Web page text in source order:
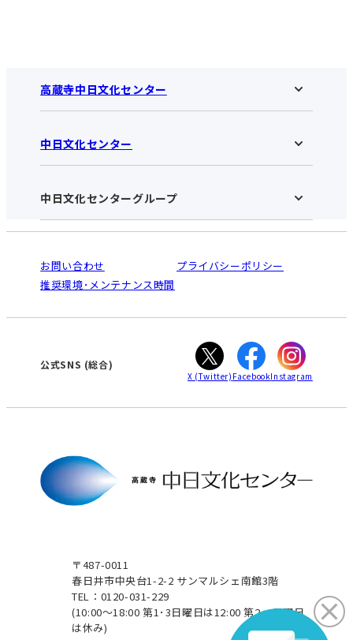
高蔵寺中日文化センター
高蔵寺中日文化センターHOME
お知らせ
アクセス･営業時間
お申し込みの流れ
入会と受講のご案内
中日文化センター
中日文化センターHOME
中日文化センターとは
受講規約・会員特典
ご利用ガイド
オンライン講座受講の手順
WEBサイトのよくある質問
中日文化センターグループ
南大高
犬山
高蔵寺
大垣
津
お問い合わせ
プライバシーポリシー
推奨環境･メンテナンス時間
〒487-0011
春日井市中央台1-2-2 サンマルシェ南館3階
TEL：0120-031-229
(10:00～18:00 第1･3日曜日は12:00 第2･4日曜日
は休み)
公式SNS (総合)
X (Twitter) FacebookInstagram